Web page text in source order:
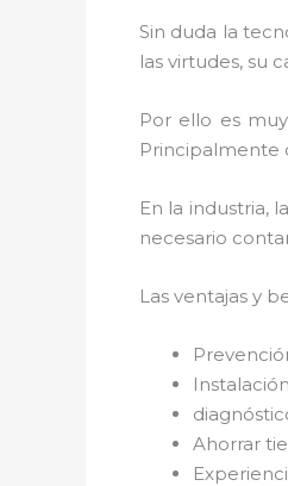
Sin duda la
las virtudes, su
Por ello es
Principalmente
En la industria,
necesario
Las ventajas y
Ahorrar